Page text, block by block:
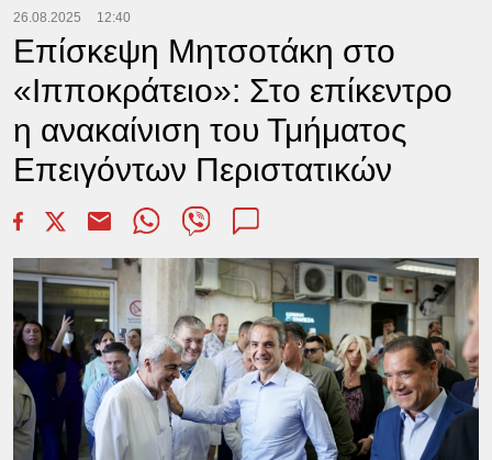
26.08.2025 12:40
Επίσκεψη Μητσοτάκη στο
«Ιπποκράτειο»: Στο επίκεντρο
η ανακαίνιση του Τμήματος
Επειγόντων Περιστατικών